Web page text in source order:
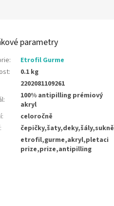
parametry
:
Etrofil Gurme
:
0.1 kg
2202081109261
:
100% antipilling prémiový
akryl
:
celoročně
:
čepičky,šaty,deky,šály,sukně
etrofil,gurme,akryl,pletaci
prize,prize,antipilling